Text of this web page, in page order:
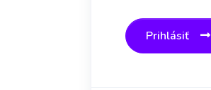
Prihlásiť